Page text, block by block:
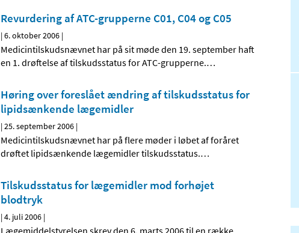
Revurdering af ATC-grupperne C01, C04 og C05
|6. oktober 2006 |
Medicintilskudsnævnet har på sit møde den 19. september haft
en 1. drøftelse af tilskudsstatus for ATC-grupperne.…
Høring over foreslået ændring af tilskudsstatus for
lipidsænkende lægemidler
|25. september 2006 |
Medicintilskudsnævnet har på flere møder i løbet af foråret
drøftet lipidsænkende lægemidler tilskudsstatus.…
Tilskudsstatus for lægemidler mod forhøjet
blodtryk
|4. juli 2006 |